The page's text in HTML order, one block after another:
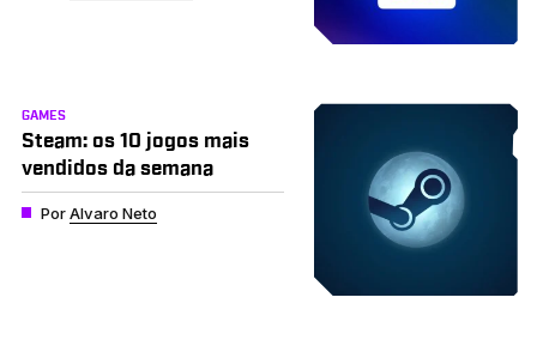
GAMES
Steam: os 10 jogos mais
vendidos da semana
PorAlvaro Neto